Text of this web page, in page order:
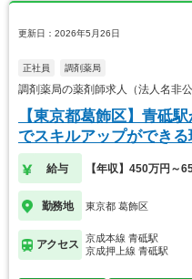
更新日：2026年5月26日
正社員 調剤薬局
調剤薬局の薬剤師求人（法人名非
【東京都葛飾区】青砥
でスキルアップができ
給与 【年収】450万円～
勤務地 東京都 葛飾区
アクセス
京成本線 青砥駅
京成押上線 青砥駅